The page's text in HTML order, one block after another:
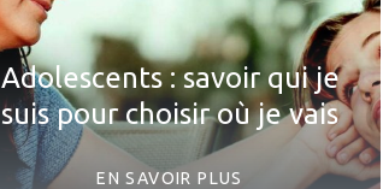
Adolescents : savoir qui je
suis pour choisir où je vais
EN SAVOIR PLUS